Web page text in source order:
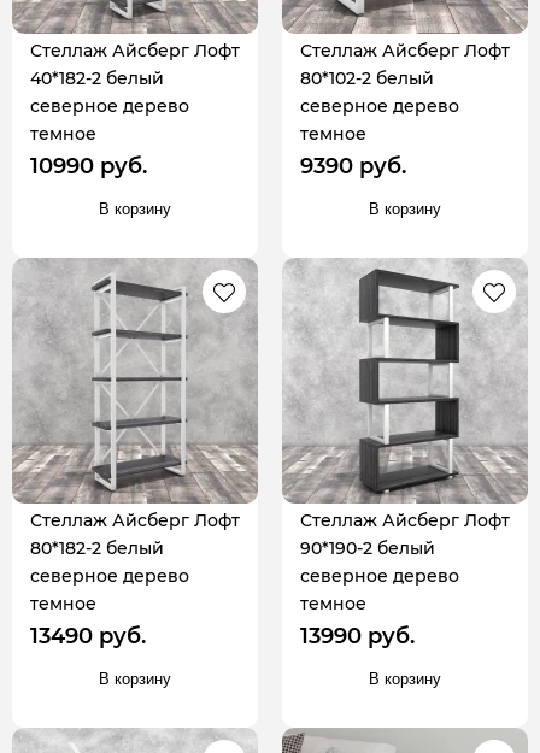
Стеллаж Айсберг Лофт
40*182-2 белый
северное дерево
темное
10990 руб.
В корзину
Стеллаж Айсберг Лофт
80*102-2 белый
северное дерево
темное
9390 руб.
В корзину
Стеллаж Айсберг Лофт
80*182-2 белый
северное дерево
темное
13490 руб.
В корзину
Стеллаж Айсберг Лофт
90*190-2 белый
северное дерево
темное
13990 руб.
В корзину